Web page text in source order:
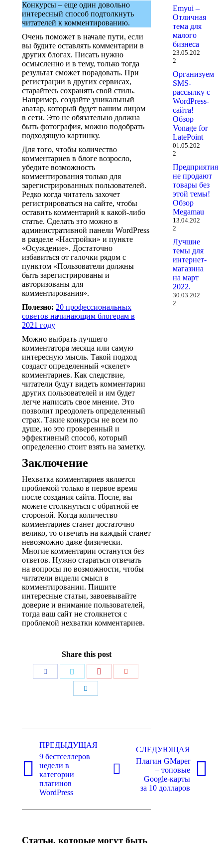
Конкурсы – еще один довольно
интересный способ подтолкнуть
читателей к комментированию.
Очень поможет в начале пути, если
вы будите оставлять комментарии в
других блогах. Писать нужно
осмысленно и в тему, только тогда
результат сможет порадовать. При
регистрации в других сервисах,
старайтесь сохранять свой стиль.
Например, создайте уникальный
аватар, который будет вашим лицом
в сети. Это не обязательно должна
быть фотография, можно подобрать
подходящую картинку.
Для того, чтобы количество
комментариев в блоге возросло,
убедите возможность
комментирования только для
зарегистрированных пользователей.
Редко когда читатель захочет
регистрироваться на сайте, чтобы
оставить комментарий к какой-либо
статье. Сделать это можно в
административной панели WordPress
в разделе «Настройки» и пункте
«Осуждение». Достаточно
избавиться от галочки рядом с
пунктом «Пользователи должны
быть зарегистрированы и
авторизованы для
комментирования».
Полезно: 20 профессиональных
советов начинающим блогерам в
2021 году
Можно выбрать лучшего
комментатора месяца или самую
интересную мысль. Такой подход
создаст определенный «скелет»
комментариев. Как следствие,
читатели будут видеть комментарии
других пользователей и им будет
легче написать свое мнение. Это
позволит преодолеть определенный
страх. Такие конкурсы не всем по
душе, но это проверенный и
эффективный способ, который
определенно стоит взять на заметку.
Заключение
Нехватка комментариев является
проблемой только в первое время
после создания сайта. После, вы
можете столкнуться с обратной ее
стороной. Когда количество
комментариев станет достаточно
велико, то отвечать на каждый станет
невозможно даже физически.
Многие комментарии останутся без
ответов. Нужно стараться отвечать
на вопросы по возможности, чтобы
читатели видели смысл в
комментировании. Пишите
интересные статьи, завоевывайте
доверие и внимание пользователей,
тогда ваш сайт не столкнется с
проблемой нехватки комментариев.
Share this post
ПоделитьсяПоделитьсяПоделитьсяПоделиться
Поделиться
записям
ПРЕДЫДУЩАЯ
Предыдущая
запись:
9 бестселлеров
недели в
категории
плагинов
WordPress
СЛЕДУЮЩАЯ
Следующая
запись:
Плагин GMaper
– топовые
Google-карты
за 10 долларов
Статьи, которые могут быть
Emyui –
Отличная
тема для
малого
бизнеса
23.05.202
2
Организуем
SMS-
рассылку с
WordPress-
сайта!
Обзор
Vonage for
LatePoint
01.05.202
2
Предприятия
не продают
товары без
этой темы!
Обзор
Megamau
13.04.202
2
Лучшие
темы для
интернет-
магазина
на март
2022.
30.03.202
2